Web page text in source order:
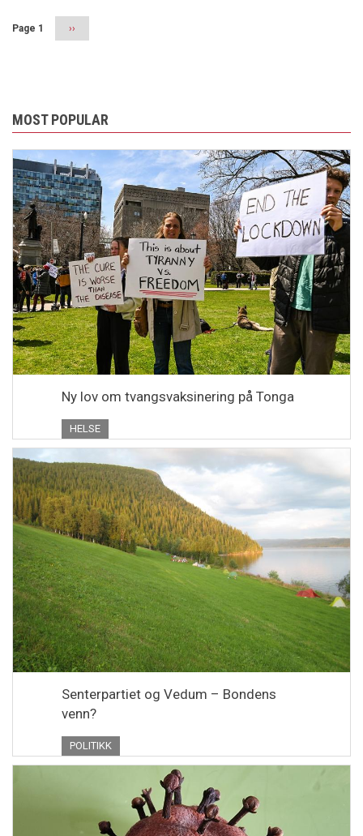
Page 1
Next
››
MOST POPULAR
Ny lov om tvangsvaksinering på Tonga
HELSE
Senterpartiet og Vedum – Bondens
venn?
POLITIKK